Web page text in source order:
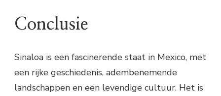
Conclusie
Sinaloa is een fascinerende staat in Mexico, met
een rijke geschiedenis, adembenemende
landschappen en een levendige cultuur. Het is